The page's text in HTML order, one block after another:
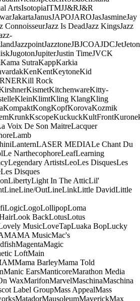
ArtsIsotopiaITMJJ&RJ&R
JakartaJanusJAPOJAROJasJasmineJay
ConnoisseurJazz Is DeadJazz KingsJazz
JazzpointJazztoneJBJCOAJDCJetJeton
JugotonJupiterJustin TimeJVCK
Kama SutraKappKarkia
KenKentKeytoneKid
Kill Rock
KismetKitchenwareKitty-
KleinKlimtKling KlangKling
KompaktKongKopfKorovaKozmik
KrunkKscopeKuckuckKultFront
Voix De Son MaitreLacquer
Lamb
LanternLASER MEDIALe Chant Du
Le NarthecophoreLeafLearning
Legendary ArtistsLeoLes DisquesLes
Les Disques
LibertyLight In The AtticLil'
LineLine/OutLineLinkLittle DavidLittle
LogicLogoLollipopLoma
Look BackLotusLotus
MusicLoveTapLuaka BopLucky
MAMA MusicMac's
MagentaMagic
LoftMain
Mama BarleyMama Told
Manic EarsManticoreMarathon Media
WaxMarifonMarvelMaschinaMaschina
Label GroupMass AppealMass
MatadorMausoleumMaverickMax